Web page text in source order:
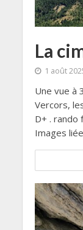
La
1 août
Une vue à
Vercors,
D+ . rando
Images